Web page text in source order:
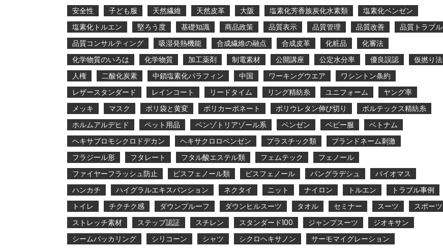
安全性
子ども服 天然繊維 天然皮革 大阪 塩素化芳香族炭化水素類
塩素化ベンゼン
塩素化トルエン
堅ろう度 基礎知識 商品政策 品質表示 品質管理 品質改善
品質トラブル
品質コンサルティング
吸湿発熱機能 合成繊維の融点 合成皮革 化粧品
化審法
化学物質のいろは
化学物質 加工薬剤 制電素材 公開講座 公定水分率 優良誤認
仮撚り法
人権
二酸化炭素 中鎖塩素化パラフィン 中国 ワーキングウエア
ワシントン条約
レザースタンダード
レインコート リードタイム リング精紡糸 ユニフォーム
ヤング率
メッキ
マスク ポリ袋と黄変 ポリカーボネート ポリウレタン伸び切り
ボルテックス精紡糸
ホルムアルデヒド
ペット用品 ベンゾトリアゾール系 ベンゼン ベビー服
ベトナム
ヘキサブロモシクロドデカン
ヘキサクロロベンゼン プラスチック類
ブランドネーム刺激
フラジール形
フタレート フタル酸エステル類 フェムテック
フェノール
ファイヤーフラッシュ防止
ビスフェノール類 ビスフェノール バングラデシュ
バイオマス
ハンカチ
ハイグラルエキスパンション ネクタイ ニット ナイロン トルエン
トラブル事例
トイレ
チクチク感 ダウンプルーフ ダウンヒルスーツ タオル セミナー スーツ
スポーツ
ストレッチ素材
ステップ認証 スチレン スタンダード100 ジャンプスーツ
ジオキサン
シームパッカリング
シリコーン シャツ シクロヘキサノン
サーモマイグレーション